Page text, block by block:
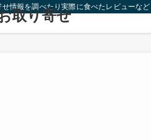
情報を調べたり実際に食べたレビューなど
取り寄せ